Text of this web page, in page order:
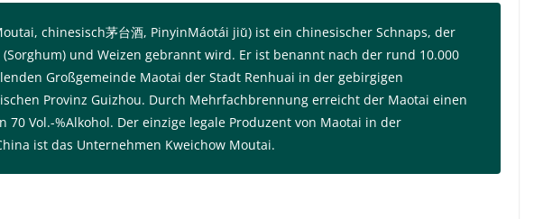
chinesisch茅台酒, PinyinMáotái jiǔ) ist ein chinesischer Schnaps, der
und Weizen gebrannt wird. Er ist benannt nach der rund 10.000
Großgemeinde Maotai der Stadt Renhuai in der gebirgigen
Provinz Guizhou. Durch Mehrfachbrennung erreicht der Maotai einen
70 Vol.-%Alkohol. Der einzige legale Produzent von Maotai in der
ist das Unternehmen Kweichow Moutai.